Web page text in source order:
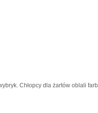
Chłopcy dla żartów oblali